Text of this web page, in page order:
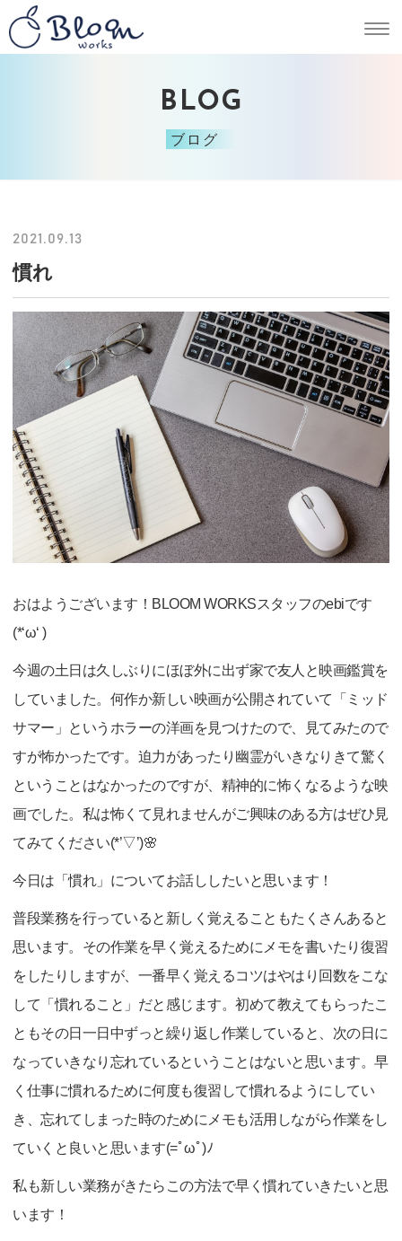
BLOG
ブログ
2021.09.13
慣れ
おはようございます！BLOOM WORKSスタッフのebiです
(*‘ω‘ )
今週の土日は久しぶりにほぼ外に出ず家で友人と映画鑑賞を
していました。何作か新しい映画が公開されていて「ミッド
サマー」というホラーの洋画を見つけたので、見てみたので
すが怖かったです。迫力があったり幽霊がいきなりきて驚く
ということはなかったのですが、精神的に怖くなるような映
画でした。私は怖くて見れませんがご興味のある方はぜひ見
てみてください(*’▽’)🌸
今日は「慣れ」についてお話ししたいと思います！
普段業務を行っていると新しく覚えることもたくさんあると
思います。その作業を早く覚えるためにメモを書いたり復習
をしたりしますが、一番早く覚えるコツはやはり回数をこな
して「慣れること」だと感じます。初めて教えてもらったこ
ともその日一日中ずっと繰り返し作業していると、次の日に
なっていきなり忘れているということはないと思います。早
く仕事に慣れるために何度も復習して慣れるようにしてい
き、忘れてしまった時のためにメモも活用しながら作業をし
ていくと良いと思います(=ﾟωﾟ)ﾉ
私も新しい業務がきたらこの方法で早く慣れていきたいと思
います！